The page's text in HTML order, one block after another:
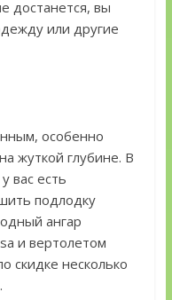
достанется, вы
или другие
особенно
жуткой глубине. В
вас есть
подлодку
ангар
и вертолетом
скидке несколько